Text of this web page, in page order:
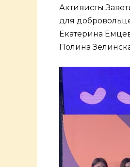
Активисты
для
Екатерина
Полина